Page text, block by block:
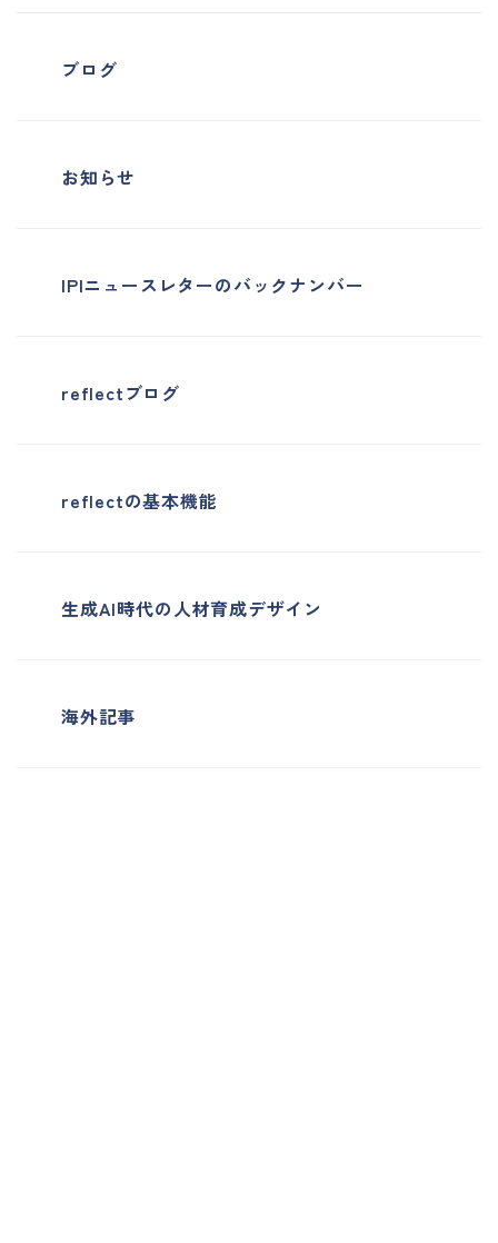
ブログ
お知らせ
IPIニュースレターのバックナンバー
reflectブログ
reflectの基本機能
生成AI時代の人材育成デザイン
海外記事